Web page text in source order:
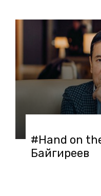
#Hand on
Байгиреев